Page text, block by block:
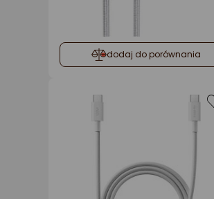
dodaj do porównania